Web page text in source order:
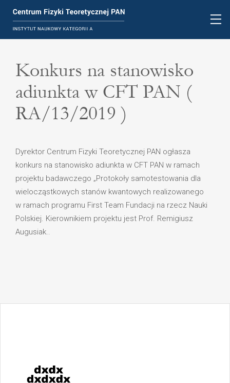
Konkurs na stanowisko
adiunkta w CFT PAN (
RA/13/2019 )
Dyrektor Centrum Fizyki Teoretycznej PAN ogłasza
konkurs na stanowisko adiunkta w CFT PAN w ramach
projektu badawczego „Protokoły samotestowania dla
wielocząstkowych stanów kwantowych realizowanego
w ramach programu First Team Fundacji na rzecz Nauki
Polskiej. Kierownikiem projektu jest Prof. Remigiusz
Augusiak..